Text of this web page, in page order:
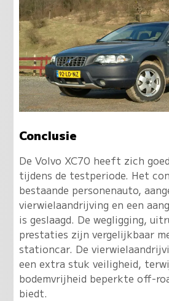
Conclusie
De Volvo XC70 heeft zich
tijdens de testperiode. Het
bestaande personenauto,
vierwielaandrijving en een
is geslaagd. De wegligging,
prestaties zijn vergelijkbaar
stationcar. De
een extra stuk veiligheid,
bodemvrijheid beperkte off-
biedt.